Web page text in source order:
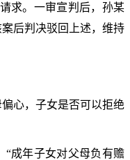
求。一审宣判后，孙某
后判决驳回上述，维持
心，子女是否可以拒绝
年子女对父母负有赡